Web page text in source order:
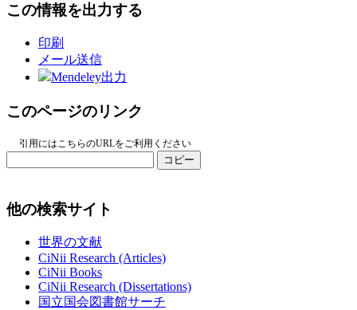
この情報を出力する
印刷
メール送信
Mendeley出力
このページのリンク
引用にはこちらのURLをご利用ください
コピー
他の検索サイト
世界の文献
CiNii Research (Articles)
CiNii Books
CiNii Research (Dissertations)
国立国会図書館サーチ